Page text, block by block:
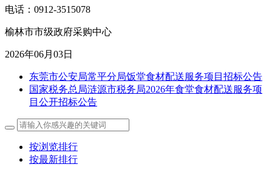
电话：0912-3515078
榆林市市级政府采购中心
2026年06月03日
东莞市公安局常平分局饭堂食材配送服务项目招标公告
国家税务总局涟源市税务局2026年食堂食材配送服务项
目公开招标公告
按浏览排行
按最新排行